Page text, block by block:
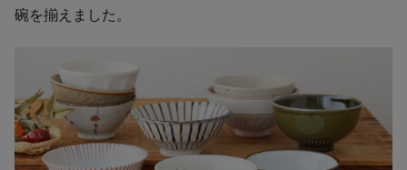
碗を揃えました。